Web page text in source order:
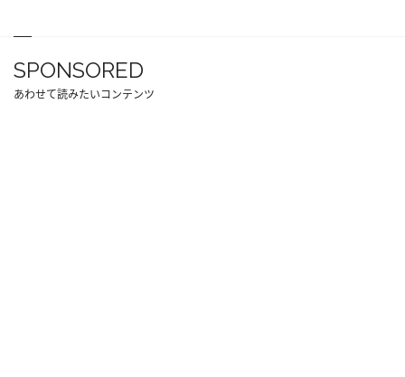
SPONSORED
あわせて読みたいコンテンツ